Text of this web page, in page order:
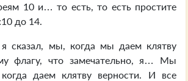
10 и… то есть, то есть простите
до 14.
сказал, мы, когда мы даем клятву
флагу, что замечательно, я… Мы
когда даем клятву верности. И все